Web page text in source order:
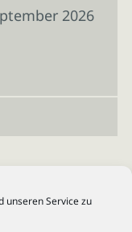
unseren Service zu
2026